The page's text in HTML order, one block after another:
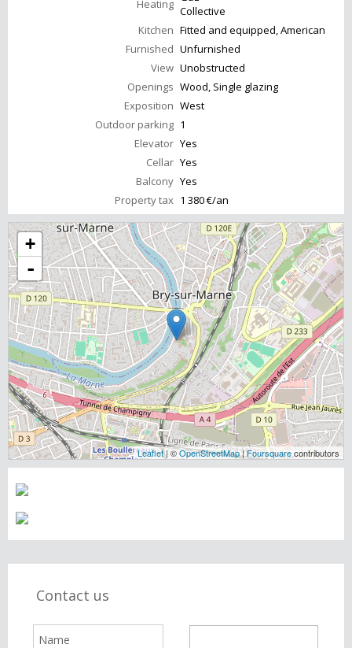
Heating Collective
Kitchen Fitted and equipped, American
Furnished Unfurnished
View Unobstructed
Openings Wood, Single glazing
Exposition West
Outdoor parking 1
Elevator Yes
Cellar Yes
Balcony Yes
Property tax 1 380 €/an
+
-
Leaflet| ©OpenStreetMap|Foursquarecontributors
Contact us